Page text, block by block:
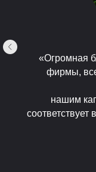
«Огромная
фирмы,
нашим